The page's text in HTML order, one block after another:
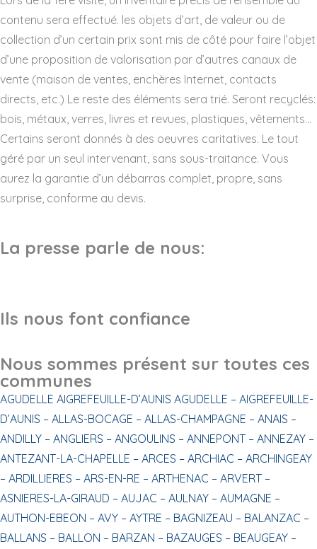
contenu sera effectué. les objets d’art, de valeur ou de
collection d’un certain prix sont mis de côté pour faire l’objet
d’une proposition de valorisation par d’autres canaux de
vente (maison de ventes, enchères Internet, contacts
directs, etc.) Le reste des éléments sera trié. Seront recyclés:
bois, métaux, verres, livres et revues, plastiques, vêtements…
Certains seront donnés à des oeuvres caritatives. Le tout
géré par un seul intervenant, sans sous-traitance. Vous
aurez la garantie d’un débarras complet, propre, sans
surprise, conforme au devis.
La presse parle de nous:
Ils nous font confiance
Nous sommes présent sur toutes ces
communes
AGUDELLE AIGREFEUILLE-D’AUNIS AGUDELLE – AIGREFEUILLE-
D’AUNIS – ALLAS-BOCAGE – ALLAS-CHAMPAGNE – ANAIS –
ANDILLY – ANGLIERS – ANGOULINS – ANNEPONT – ANNEZAY –
ANTEZANT-LA-CHAPELLE – ARCES – ARCHIAC – ARCHINGEAY
– ARDILLIERES – ARS-EN-RE – ARTHENAC – ARVERT –
ASNIERES-LA-GIRAUD – AUJAC – AULNAY – AUMAGNE –
AUTHON-EBEON – AVY – AYTRE – BAGNIZEAU – BALANZAC –
BALLANS – BALLON – BARZAN – BAZAUGES – BEAUGEAY –